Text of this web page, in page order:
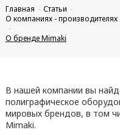
Главная
Статьи
О компаниях -
О бренде Mimaki
В нашей компании вы
полиграфическое
мировых брендов, в том
Mimaki.